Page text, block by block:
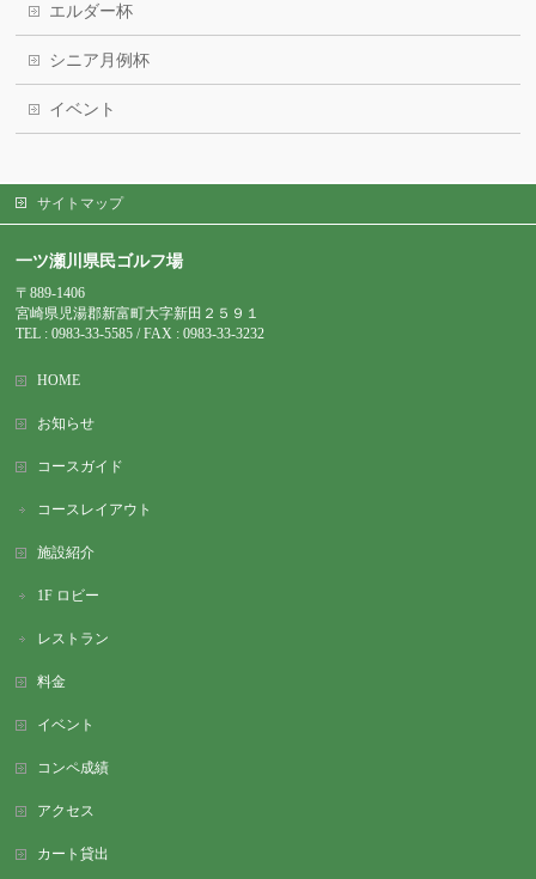
エルダー杯
シニア月例杯
イベント
サイトマップ
一ツ瀬川県民ゴルフ場
〒889-1406
宮崎県児湯郡新富町大字新田２５９１
TEL : 0983-33-5585 / FAX : 0983-33-3232
HOME
お知らせ
コースガイド
コースレイアウト
施設紹介
1F ロビー
レストラン
料金
イベント
コンペ成績
アクセス
カート貸出